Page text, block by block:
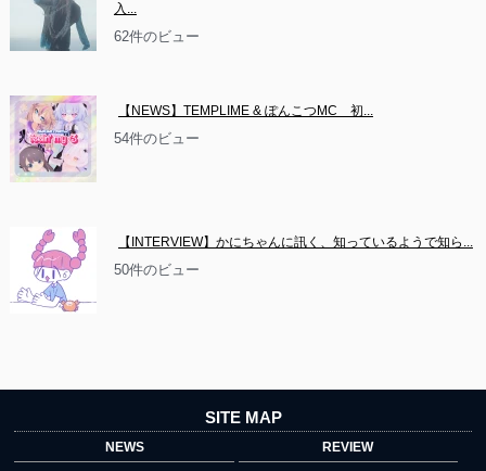
入...
62件のビュー
【NEWS】TEMPLIME & ぽんこつMC　初...
54件のビュー
【INTERVIEW】かにちゃんに訊く、知っているようで知ら...
50件のビュー
SITE MAP
NEWS
REVIEW